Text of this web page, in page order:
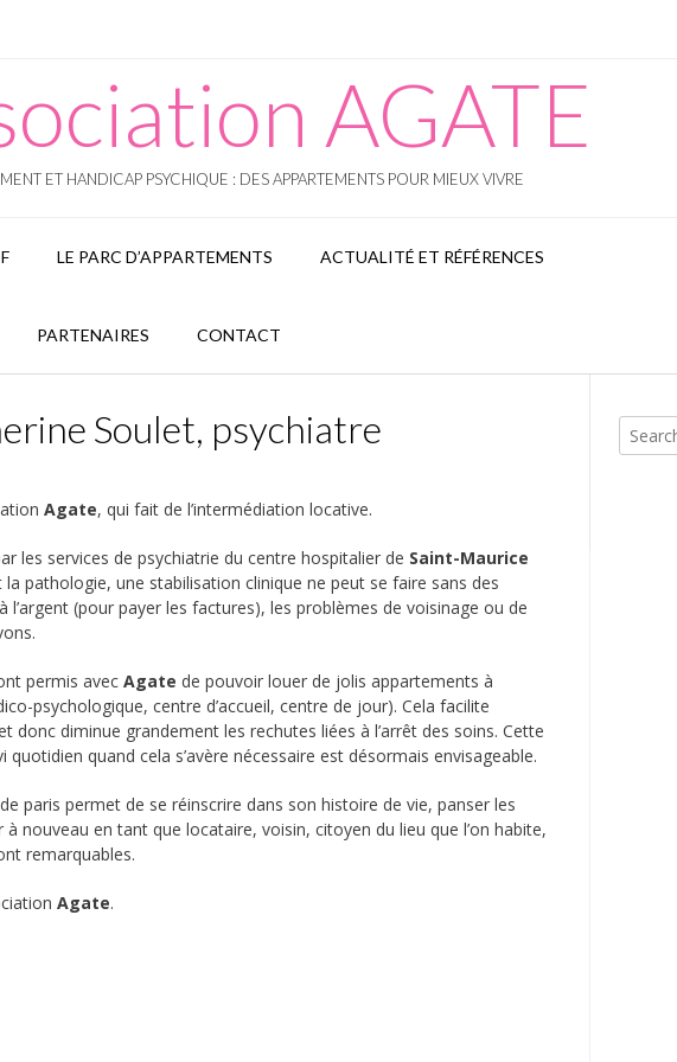
AGATE
ET HANDICAP PSYCHIQUE : DES APPARTEMENTS POUR MIEUX VIVRE
LE PARC D’APPARTEMENTS ACTUALITÉ ET RÉFÉRENCES
PARTENAIRES CONTACT
Soulet, psychiatre
Agate, qui fait de l’intermédiation locative.
les services de psychiatrie du centre hospitalier de Saint-Maurice
pathologie, une stabilisation clinique ne peut se faire sans des
(pour payer les factures), les problèmes de voisinage ou de
permis avec Agate de pouvoir louer de jolis appartements à
psychologique, centre d’accueil, centre de jour). Cela facilite
donc diminue grandement les rechutes liées à l’arrêt des soins. Cette
quand cela s’avère nécessaire est désormais envisageable.
paris permet de se réinscrire dans son histoire de vie, panser les
nouveau en tant que locataire, voisin, citoyen du lieu que l’on habite,
remarquables.
Agate.